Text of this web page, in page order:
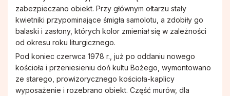
zabezpieczano obiekt. Przy głównym ołtarzu stały
kwietniki przypominające śmigła samolotu, a zdobiły go
balaski i zasłony, których kolor zmieniał się w zależności
od okresu roku liturgicznego.
Pod koniec czerwca 1978 r., już po oddaniu nowego
kościoła i przeniesieniu doń kultu Bożego, wymontowano
ze starego, prowizorycznego kościoła-kaplicy
wyposażenie i rozebrano obiekt. Część murów, dla